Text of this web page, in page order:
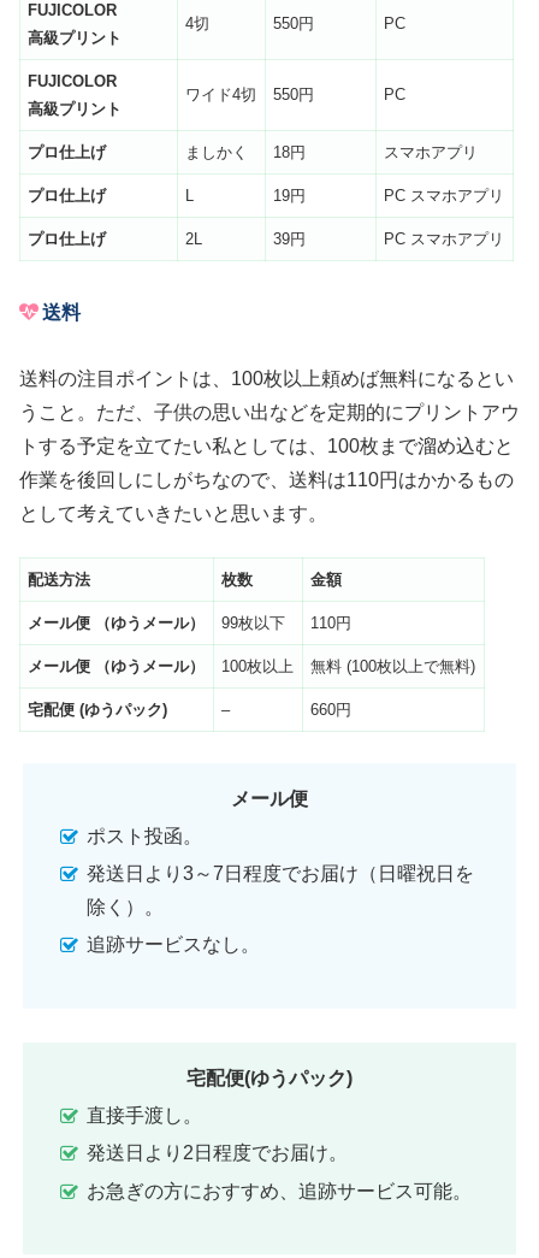
FUJICOLOR
高級プリント
4切 550円 PC
FUJICOLOR
高級プリント
ワイド4切 550円 PC
プロ仕上げ ましかく 18円 スマホアプリ
プロ仕上げ L 19円 PC スマホアプリ
プロ仕上げ 2L 39円 PC スマホアプリ
送料
送料の注目ポイントは、100枚以上頼めば無料になるとい
うこと。ただ、子供の思い出などを定期的にプリントアウ
トする予定を立てたい私としては、100枚まで溜め込むと
作業を後回しにしがちなので、送料は110円はかかるもの
として考えていきたいと思います。
配送方法 枚数 金額
メール便 （ゆうメール） 99枚以下 110円
メール便 （ゆうメール） 100枚以上 無料 (100枚以上で無料)
宅配便 (ゆうパック) – 660円
メール便
ポスト投函。
発送日より3～7日程度でお届け（日曜祝日を
除く）。
追跡サービスなし。
宅配便(ゆうパック)
直接手渡し。
発送日より2日程度でお届け。
お急ぎの方におすすめ、追跡サービス可能。